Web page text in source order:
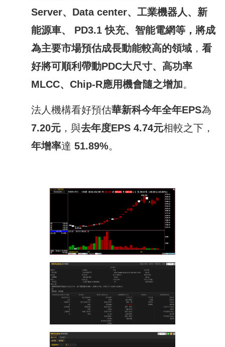
Server、 Data center、工業機器人、新
能源車、
PD3.1快充、智能電網等，將成
為主要市場預估成長動能較高的領域 ，看
好將可順利帶動PDC大尺寸、高功率
MLCC、Chip-R應用機會隨之增加。
法人機構看好預估華新科今年全年EPS為
7.20元 ，與去年度EPS 4.74元相較之下，
年增率達51.89%。